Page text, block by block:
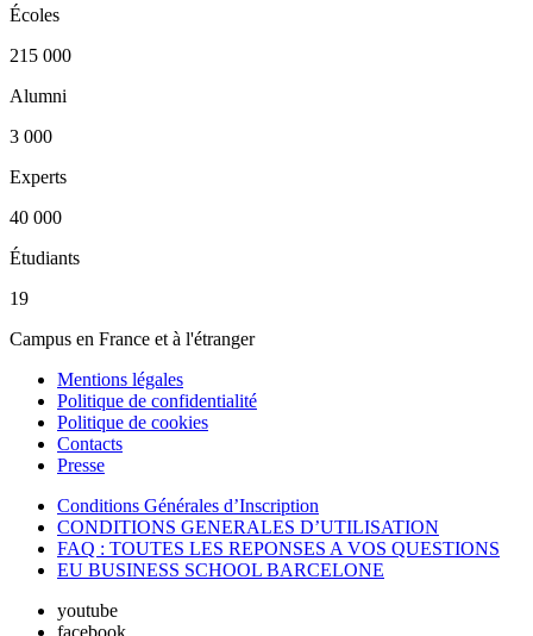
Écoles
215 000
Alumni
3 000
Experts
40 000
Étudiants
19
Campus en France et à l'étranger
Mentions légales
Politique de confidentialité
Politique de cookies
Contacts
Presse
Conditions Générales d’Inscription
CONDITIONS GENERALES D’UTILISATION
FAQ : TOUTES LES REPONSES A VOS QUESTIONS
EU BUSINESS SCHOOL BARCELONE
youtube
facebook